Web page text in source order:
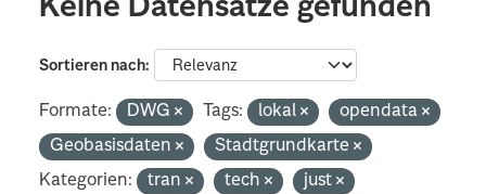
Keine Datensätze gefunden
Sortieren nach
Formate: DWG Tags: lokal
opendata
Geobasisdaten
Stadtgrundkarte
Kategorien:
tran tech just